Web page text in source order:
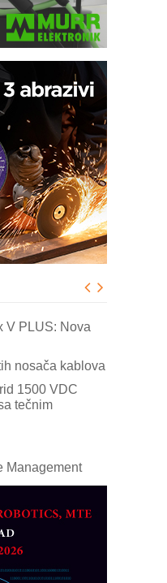
· Display
složenih
korist
mestu!
od 40 godina
priče
V PLUS: Nova
nosača kablova
1500 VDC
tečnim
Management
za savremena